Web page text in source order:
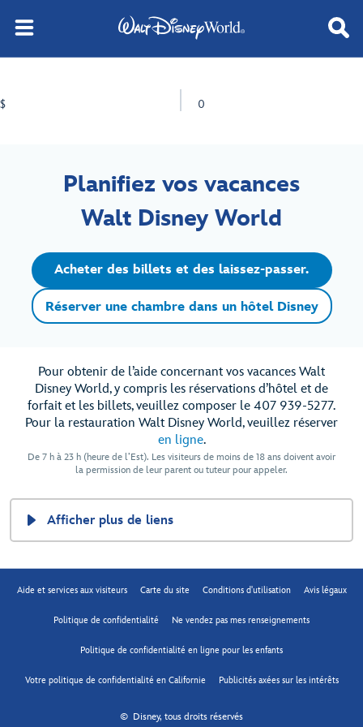
$ 0
Planifiez vos vacances
Walt Disney World
Acheter des billets et des laissez-passer.
Réserver une chambre dans un hôtel Disney
Pour obtenir de l’aide concernant vos vacances Walt
Disney World, y compris les réservations d’hôtel et de
forfait et les billets, veuillez composer le 407 939-5277.
Pour la restauration Walt Disney World, veuillez réserver
en ligne.
De 7 h à 23 h (heure de l’Est). Les visiteurs de moins de 18 ans doivent avoir
la permission de leur parent ou tuteur pour appeler.
Afficher plus de liens
Aide et services aux visiteurs Carte du site Conditions d'utilisation Avis légaux
Politique de confidentialité Ne vendez pas mes renseignements
Politique de confidentialité en ligne pour les enfants
Votre politique de confidentialité en Californie Publicités axées sur les intérêts
© Disney, tous droits réservés